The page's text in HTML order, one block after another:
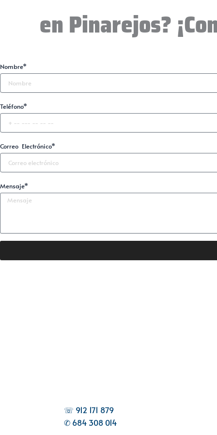
en Pinarejos?
Nombre*
Teléfono*
Correo Electrónico*
Mensaje*
☏ 912 171 879
✆ 684 308 014